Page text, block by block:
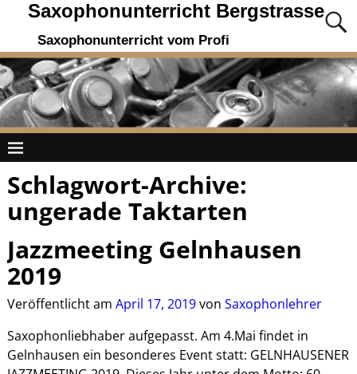
Saxophonunterricht Bergstrasse
Saxophonunterricht vom Profi
Schlagwort-Archive:
ungerade Taktarten
Jazzmeeting Gelnhausen
2019
Veröffentlicht am April 17, 2019von Saxophonlehrer
Saxophonliebhaber aufgepasst. Am 4.Mai findet in
Gelnhausen ein besonderes Event statt: GELNHAUSENER